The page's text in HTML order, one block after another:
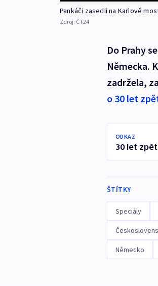
Pankáči zasedli na Karlově
Zdroj: ČT24
Do Prahy
Německa.
zadržela,
o 30 let
ODKAZ
30 let zpět
ŠTÍTKY
Speciály
Německo